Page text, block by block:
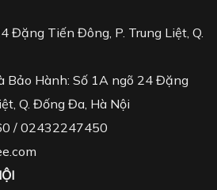
Đặng Tiến Đông, P. Trung Liệt, Q.
Bảo Hành: Số 1A ngõ 24 Đặng
Q. Đống Đa, Hà Nội
/ 02432247450